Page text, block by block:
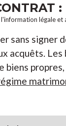
légale et
sans signer
acquêts.
biens